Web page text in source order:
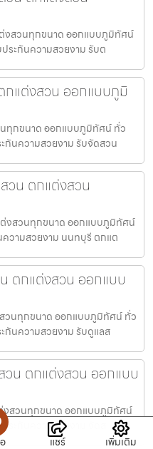
งสวนทุกขนาด ออกแบบภูมิทัศน์
ระกันความสวยงาม รับต
แต่งสวน ออกแบบภูมิ
ทุกขนาด ออกแบบภูมิทัศน์ ทั่ว
กันความสวยงาม รับจัดสวน
วน ตกแต่งสวน
งสวนทุกขนาด ออกแบบภูมิทัศน์
ความสวยงาม นนทบุรี ตกแต
ตกแต่งสวน ออกแบบ
วนทุกขนาด ออกแบบภูมิทัศน์ ทั่ว
กันความสวยงาม รับดูแลส
น ตกแต่งสวน ออกแบบ
งสวนทุกขนาด ออกแบบภูมิทัศน์
ระกันความสวยงาม จัดส
แชร์ เพิ่มเติม